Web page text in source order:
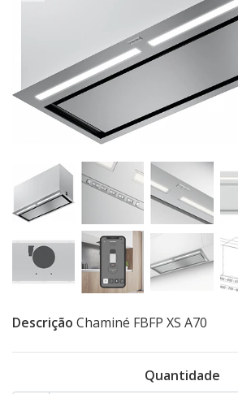
Descrição Chaminé FBFP XS A70
Quantidade